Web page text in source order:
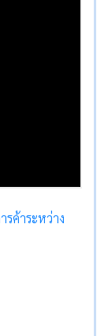
รค้าระหว่าง